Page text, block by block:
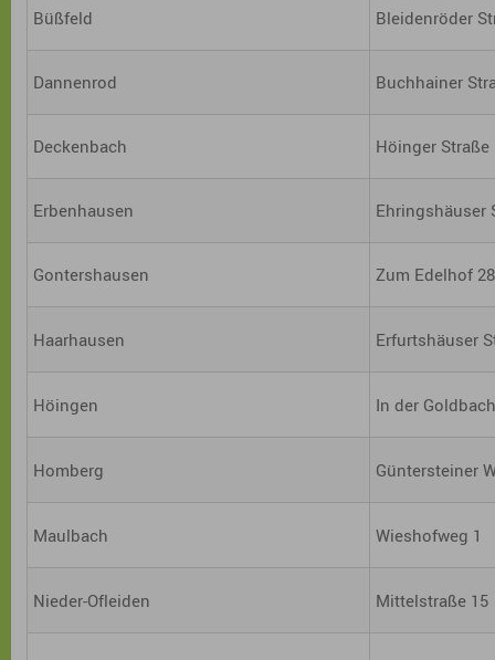
Büßfeld Bleidenröder
Dannenrod Buchhainer
Deckenbach Höinger Straße
Erbenhausen Ehringshäuser
Gontershausen Zum Edelhof 28
Haarhausen Erfurtshäuser
Höingen In der
Homberg Güntersteiner
Maulbach Wieshofweg 1
Nieder-Ofleiden Mittelstraße 15